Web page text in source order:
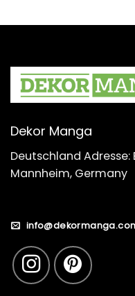
Dekor Manga
Deutschland Adresse:
Mannheim, Germany